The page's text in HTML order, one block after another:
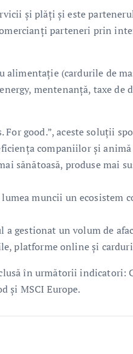
și plăți și este
parteneri prin
(cardurile de
mentenanță, taxe de
good.”, aceste soluții
companiilor și
sănătoasă, produse mai
muncii un ecosistem
gestionat un volum de
platforme online și
în următorii indicatori:
și MSCI Europe.